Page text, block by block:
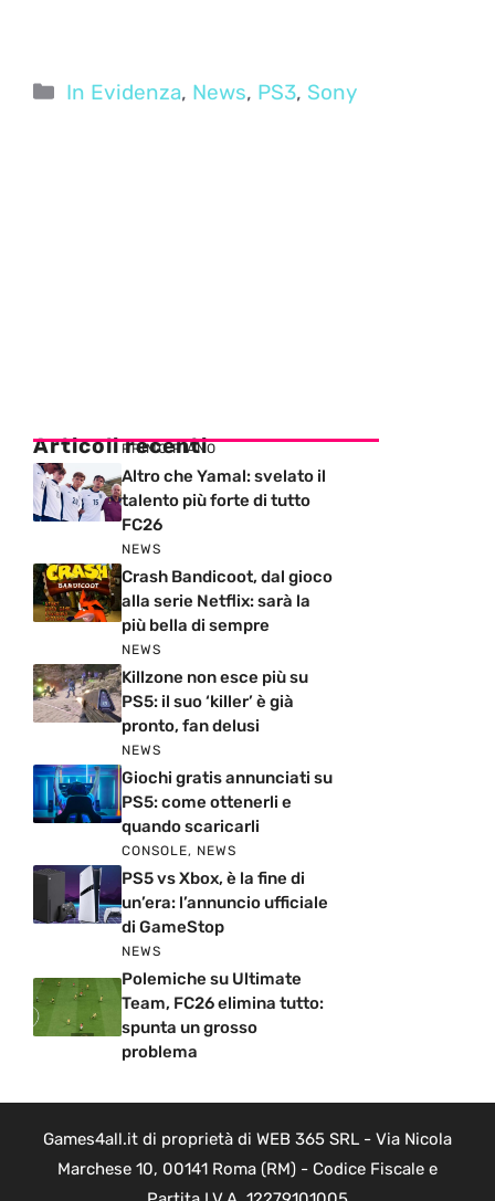
Categorie
In Evidenza, News, PS3, Sony
Articoli recenti
PRIMO PIANO
Altro che Yamal: svelato il
talento più forte di tutto
FC26
NEWS
Crash Bandicoot, dal gioco
alla serie Netflix: sarà la
più bella di sempre
NEWS
Killzone non esce più su
PS5: il suo ‘killer’ è già
pronto, fan delusi
NEWS
Giochi gratis annunciati su
PS5: come ottenerli e
quando scaricarli
CONSOLE, NEWS
PS5 vs Xbox, è la fine di
un’era: l’annuncio ufficiale
di GameStop
NEWS
Polemiche su Ultimate
Team, FC26 elimina tutto:
spunta un grosso
problema
Games4all.it di proprietà di WEB 365 SRL - Via Nicola
Marchese 10, 00141 Roma (RM) - Codice Fiscale e